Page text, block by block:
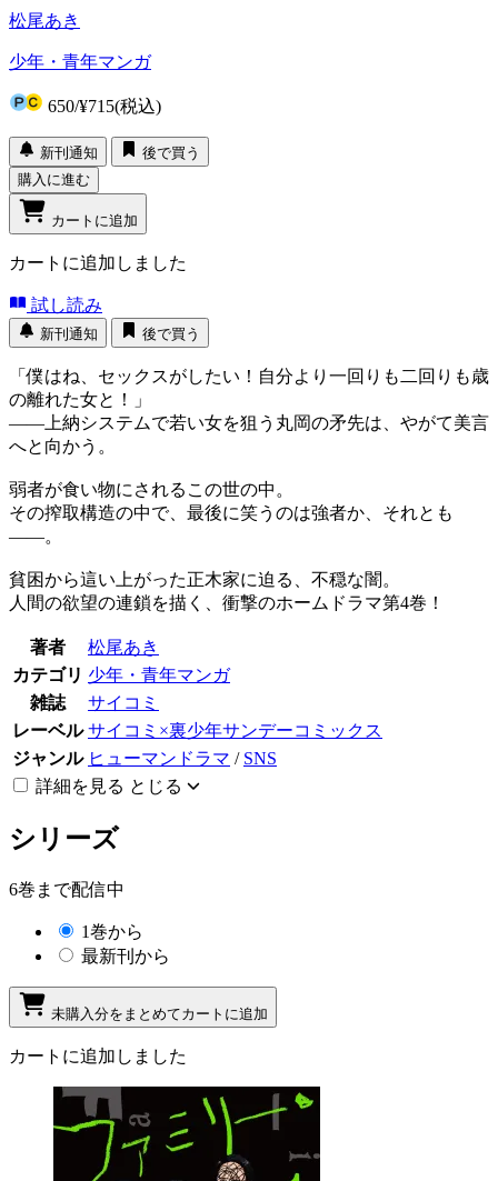
松尾あき
少年・青年マンガ
650/¥715(税込)
新刊通知
後で買う
購入に進む
カートに追加
カートに追加しました
試し読み
新刊通知 後で買う
「僕はね、セックスがしたい！自分より一回りも二回りも歳
の離れた女と！」
――上納システムで若い女を狙う丸岡の矛先は、やがて美言
へと向かう。
弱者が食い物にされるこの世の中。
その搾取構造の中で、最後に笑うのは強者か、それとも
――。
貧困から這い上がった正木家に迫る、不穏な闇。
人間の欲望の連鎖を描く、衝撃のホームドラマ第4巻！
著者
松尾あき
カテゴリ 少年・青年マンガ
雑誌
サイコミ
レーベル サイコミ×裏少年サンデーコミックス
ジャンル ヒューマンドラマ / SNS
詳細を見る とじる
シリーズ
6巻まで配信中
1巻から
最新刊から
未購入分をまとめてカートに追加
カートに追加しました